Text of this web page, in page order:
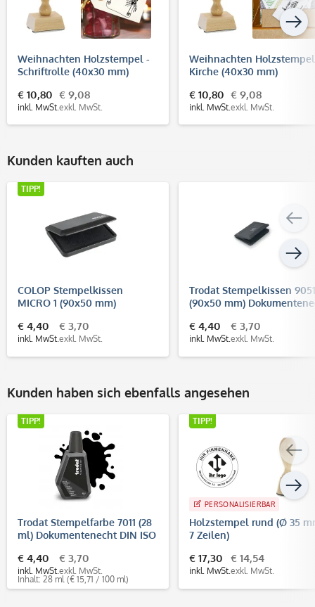
Weihnachten Holzstempel -
Schriftrolle (40x30 mm)
€ 10,80
inkl. MwSt.
€ 9,08
exkl. MwSt.
Weihnachten
Kirche (40x30 mm)
€ 10,80
inkl. MwSt.
€ 9,08
exkl. MwSt.
Kunden kauften auch
TIPP!
COLOP Stempelkissen
MICRO 1 (90x50 mm)
€ 4,40
inkl. MwSt.
€ 3,70
exkl. MwSt.
Trodat Stempelkissen 9051
(90x50 mm)
€ 4,40
inkl. MwSt.
€ 3,70
exkl. MwSt.
Kunden haben sich ebenfalls angesehen
TIPP!
Trodat Stempelfarbe 7011 (28
ml) Dokumentenecht DIN ISO
€ 4,40
inkl. MwSt.
€ 3,70
exkl. MwSt.
Inhalt: 28 ml (€ 15,71 / 100 ml)
TIPP!
PERSONALISIERBAR
Holzstempel rund (Ø 35
7 Zeilen)
€ 17,30
inkl. MwSt.
€ 14,54
exkl. MwSt.